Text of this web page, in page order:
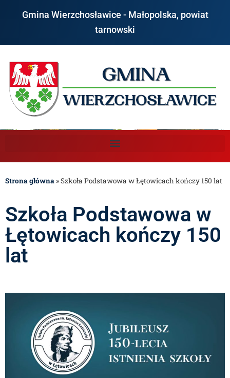
Gmina Wierzchosławice - Małopolska, powiat
tarnowski
Strona główna »Szkoła Podstawowa w Łętowicach kończy 150 lat
Szkoła Podstawowa w
Łętowicach kończy 150
lat